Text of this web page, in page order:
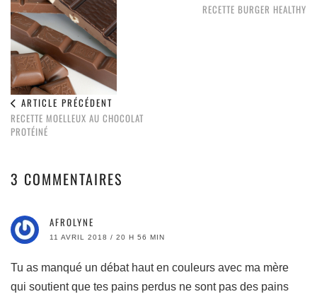
ARTICLE PRÉCÉDENT
RECETTE MOELLEUX AU CHOCOLAT
PROTÉINÉ
RECETTE BURGER HEALTHY
3 COMMENTAIRES
AFROLYNE
11 AVRIL 2018 / 20 H 56 MIN
Tu as manqué un débat haut en couleurs avec ma mère
qui soutient que tes pains perdus ne sont pas des pains